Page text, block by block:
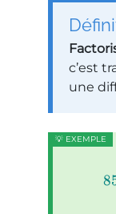
c’est
une